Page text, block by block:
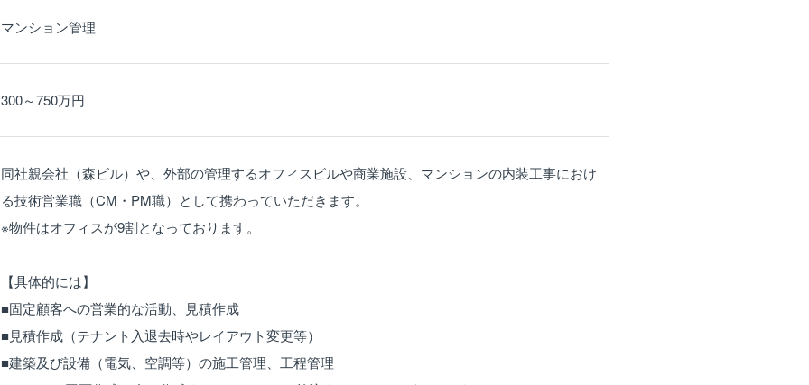
マンション管理
300～750万円
同社親会社（森ビル）や、外部の管理するオフィスビルや商業施設、マンションの内装工事におけ
る技術営業職（CM・PM職）として携わっていただきます。
※物件はオフィスが9割となっております。
【具体的には】
■固定顧客への営業的な活動、見積作成
■見積作成（テナント入退去時やレイアウト変更等）
■建築及び設備（電気、空調等）の施工管理、工程管理